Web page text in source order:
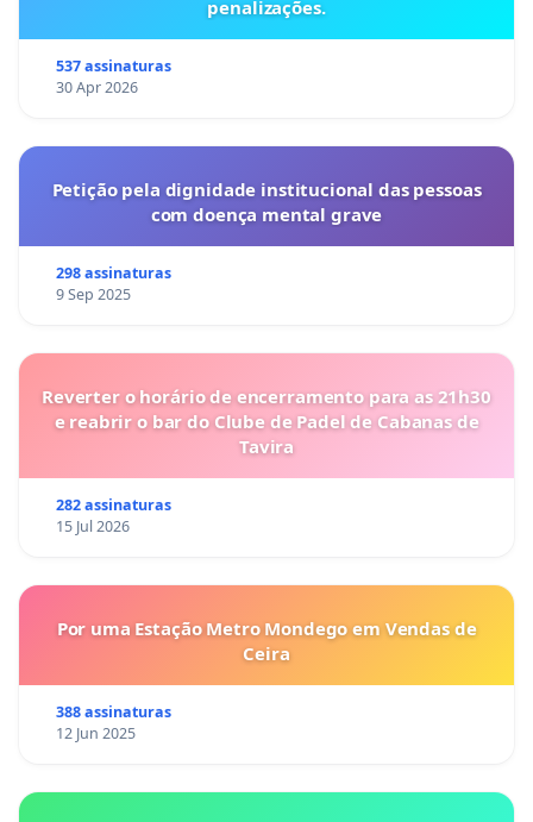
penalizações.
537 assinaturas
30 Apr 2026
Petição pela dignidade institucional das pessoas
com doença mental grave
298 assinaturas
9 Sep 2025
Reverter o horário de encerramento para as 21h30
e reabrir o bar do Clube de Padel de Cabanas de
Tavira
282 assinaturas
15 Jul 2026
Por uma Estação Metro Mondego em Vendas de
Ceira
388 assinaturas
12 Jun 2025